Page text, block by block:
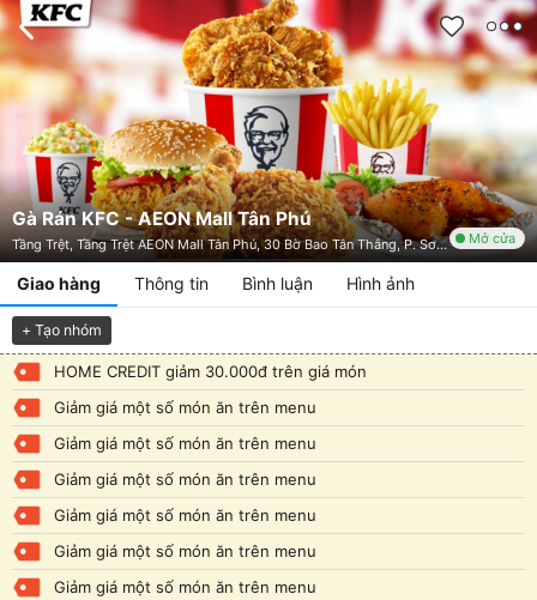
Gà Rán KFC - AEON Mall Tân Phú
Tầng Trệt, Tầng Trệt AEON Mall Tân Phú, 30 Bờ Bao Tân Thắng, P. Sơn Kỳ, Tân Phú, TP. HCM Mở cửa
Giao hàng Thông tin Bình luận Hình ảnh
+ Tạo nhóm
HOME CREDIT giảm 30.000đ trên giá món
Giảm giá một số món ăn trên menu
Giảm giá một số món ăn trên menu
Giảm giá một số món ăn trên menu
Giảm giá một số món ăn trên menu
Giảm giá một số món ăn trên menu
Giảm giá một số món ăn trên menu